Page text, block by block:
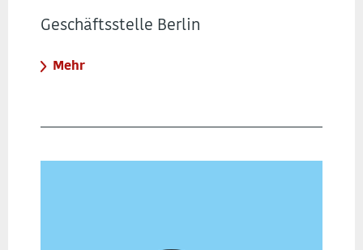
Geschäftsstelle Berlin
Mehr